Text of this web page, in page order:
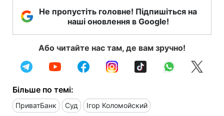
Не пропустіть головне! Підпишіться на
наші оновлення в Google!
Або читайте нас там, де вам зручно!
Більше по темі:
ПриватБанк Суд Ігор Коломойский